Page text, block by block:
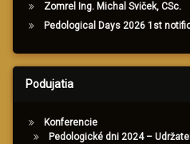
Zomrel Ing. Michal Sviček, CSc.
Pedological Days 2026 1st
Podujatia
Konferencie
Pedologické dni 2024 –